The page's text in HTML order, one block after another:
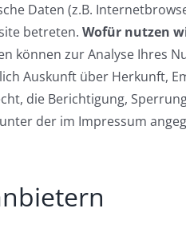
Daten (z.B.
betreten. Wofür nutzen
können zur Analyse Ihres
Auskunft über Herkunft,
die Berichtigung,
der im Impressum